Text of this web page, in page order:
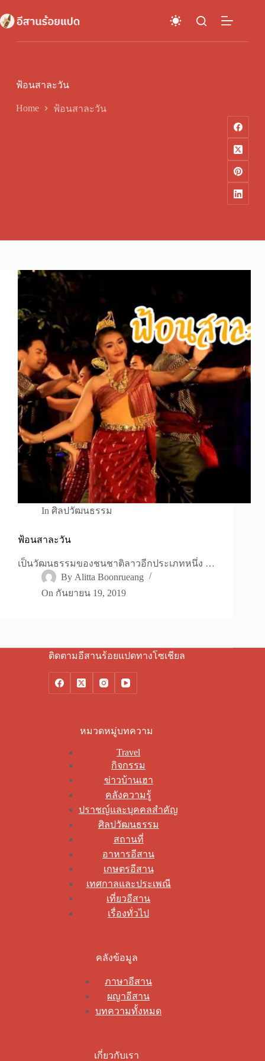
to
content
ฟ้อนสาละวัน
Home ฟ้อนสาละวัน
In ศิลปวัฒนธรรม
ฟ้อนสาละวัน
เป็นวัฒนธรรมของชนชาติลาวอีกประเภทหนึ่ง …
By Alitta Boonrueang
On กันยายน 19, 2019
ติดตามอีสานร้อยแปดทางโซเชียล
หมวดหมู่บทความ
Travel
กิจกรรม
ข่าวบ้านเฮา
คลังความรู้
ปราชญ์และบุคคลสำคัญ
ศิลปวัฒนธรรม
สถานที่
อาหารอีสาน
เกษตรอีสาน
เทศกาลและประเพณี
เที่ยวอีสาน
เรื่องทั่วไป
คลังข้อมูล
ภาษาอีสาน
ผญาอีสาน
บทความทั้งหมด
เกี่ยวกับเรา